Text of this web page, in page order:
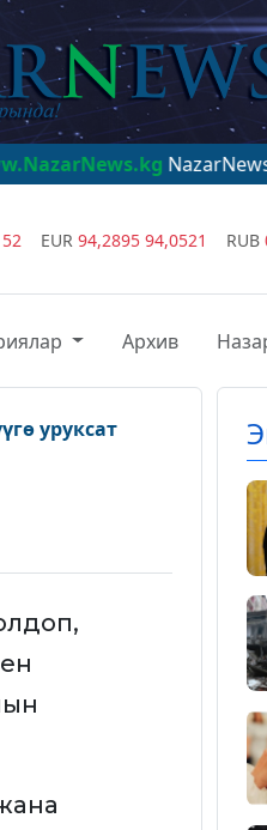
NazarNews - дүйнө
EUR 94,2895 94,0521 RUB
Архив
уруксат